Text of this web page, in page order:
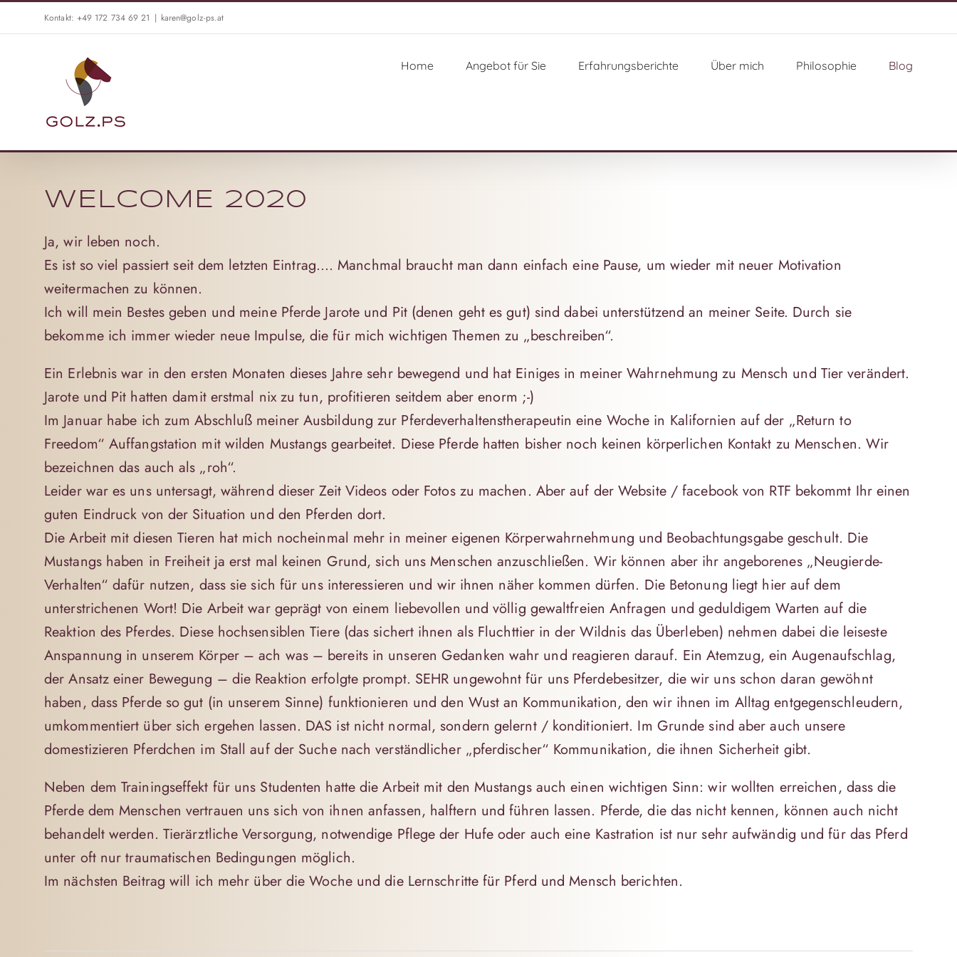
to
Kontakt: +49 172 734 69 21 | karen@golz-ps.at
Home Angebot für Sie Erfahrungs­berichte Über mich Philosophie Blog
WELCOME 2020
Ja, wir leben noch.
Es ist so viel passiert seit dem letzten Eintrag…. Manchmal braucht man dann einfach eine Pause, um wieder mit neuer Motivation
weitermachen zu können.
Ich will mein Bestes geben und meine Pferde Jarote und Pit (denen geht es gut) sind dabei unterstützend an meiner Seite. Durch sie
bekomme ich immer wieder neue Impulse, die für mich wichtigen Themen zu „beschreiben“.
Ein Erlebnis war in den ersten Monaten dieses Jahre sehr bewegend und hat Einiges in meiner Wahrnehmung zu Mensch und Tier verändert.
Jarote und Pit hatten damit erstmal nix zu tun, profitieren seitdem aber enorm ;-)
Im Januar habe ich zum Abschluß meiner Ausbildung zur Pferdeverhaltenstherapeutin eine Woche in Kalifornien auf der „Return to
Freedom“ Auffangstation mit wilden Mustangs gearbeitet. Diese Pferde hatten bisher noch keinen körperlichen Kontakt zu Menschen. Wir
bezeichnen das auch als „roh“.
Leider war es uns untersagt, während dieser Zeit Videos oder Fotos zu machen. Aber auf der Website /facebookvon RTF bekommt Ihr einen
guten Eindruck von der Situation und den Pferden dort.
Die Arbeit mit diesen Tieren hat mich nocheinmal mehr in meiner eigenen Körperwahrnehmung und Beobachtungsgabe geschult. Die
Mustangs haben in Freiheit ja erst mal keinen Grund, sich uns Menschen anzuschließen. Wir können aber ihr angeborenes „Neugierde-
Verhalten“ dafür nutzen, dass sie sich für uns interessieren und wir ihnen näher kommen dürfen. Die Betonung liegt hier auf dem
unterstrichenen Wort! Die Arbeit war geprägt von einem liebevollen und völlig gewaltfreien Anfragen und geduldigem Warten auf die
Reaktion des Pferdes. Diese hochsensiblen Tiere (das sichert ihnen als Fluchttier in der Wildnis das Überleben) nehmen dabei die leiseste
Anspannung in unserem Körper – ach was – bereits in unseren Gedanken wahr und reagieren darauf. Ein Atemzug, ein Augenaufschlag,
der Ansatz einer Bewegung – die Reaktion erfolgte prompt. SEHR ungewohnt für uns Pferdebesitzer, die wir uns schon daran gewöhnt
haben, dass Pferde so gut (in unserem Sinne) funktionieren und den Wust an Kommunikation, den wir ihnen im Alltag entgegenschleudern,
umkommentiert über sich ergehen lassen. DAS ist nicht normal, sondern gelernt / konditioniert. Im Grunde sind aber auch unsere
domestizieren Pferdchen im Stall auf der Suche nach verständlicher „pferdischer“ Kommunikation, die ihnen Sicherheit gibt.
Neben dem Trainingseffekt für uns Studenten hatte die Arbeit mit den Mustangs auch einen wichtigen Sinn: wir wollten erreichen, dass die
Pferde dem Menschen vertrauen uns sich von ihnen anfassen, halftern und führen lassen. Pferde, die das nicht kennen, können auch nicht
behandelt werden. Tierärztliche Versorgung, notwendige Pflege der Hufe oder auch eine Kastration ist nur sehr aufwändig und für das Pferd
unter oft nur traumatischen Bedingungen möglich.
Im nächsten Beitrag will ich mehr über die Woche und die Lernschritte für Pferd und Mensch berichten.